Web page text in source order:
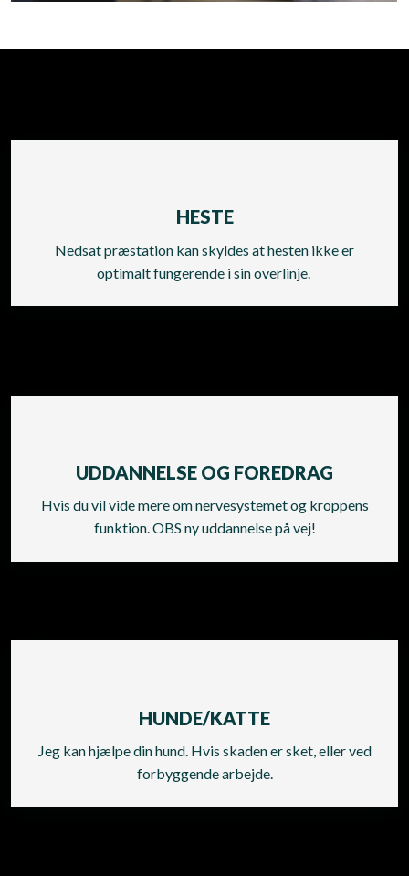
HESTE
Nedsat præstation kan skyldes at hesten ikke er
optimalt fungerende i sin overlinje.
UDDANNELSE OG FOREDRAG​
Hvis du vil vide mere om nervesystemet og kroppens
funktion. OBS ny uddannelse på vej!
HUNDE/KATTE
Jeg kan hjælpe din hund. Hvis skaden er sket, eller ved
forbyggende arbejde.